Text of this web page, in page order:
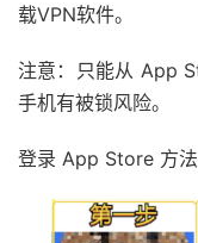
载VPN软件。
注意：只能从 App
手机有被锁风险。
登录 App Store 方法